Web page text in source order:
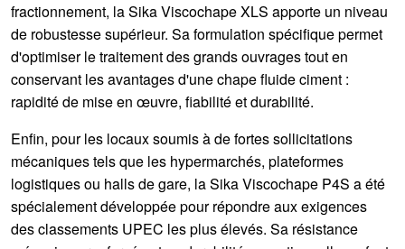
fractionnement, laSika Viscochape XLS apporte un niveau
de robustesse supérieur. Sa formulation spécifique permet
d'optimiser le traitement des grands ouvrages tout en
conservant les avantages d'une chape fluide ciment :
rapidité de mise en œuvre, fiabilité et durabilité.
Enfin, pour les locaux soumis à de fortes sollicitations
mécaniques tels que les hypermarchés, plateformes
logistiques ou halls de gare, laSika Viscochape P4S a été
spécialement développée pour répondre aux exigences
des classements UPEC les plus élevés. Sa résistance